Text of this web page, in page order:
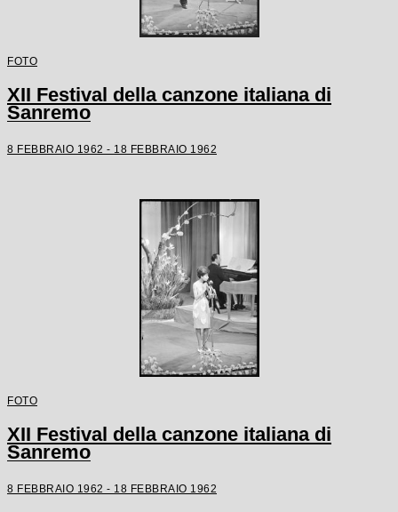
FOTO
XII Festival della canzone italiana di
Sanremo
8 FEBBRAIO 1962 - 18 FEBBRAIO 1962
FOTO
XII Festival della canzone italiana di
Sanremo
8 FEBBRAIO 1962 - 18 FEBBRAIO 1962